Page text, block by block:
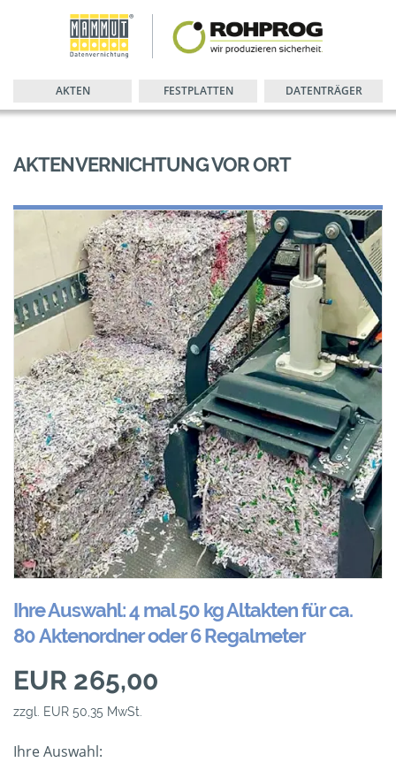
AKTEN FESTPLATTEN DATENTRÄGER
AKTENVERNICHTUNG VOR ORT
Ihre Auswahl: 4 mal 50 kg Altakten für ca.
80 Aktenordner oder 6 Regalmeter
EUR 265,00
zzgl. EUR 50,35 MwSt.
Ihre Auswahl: